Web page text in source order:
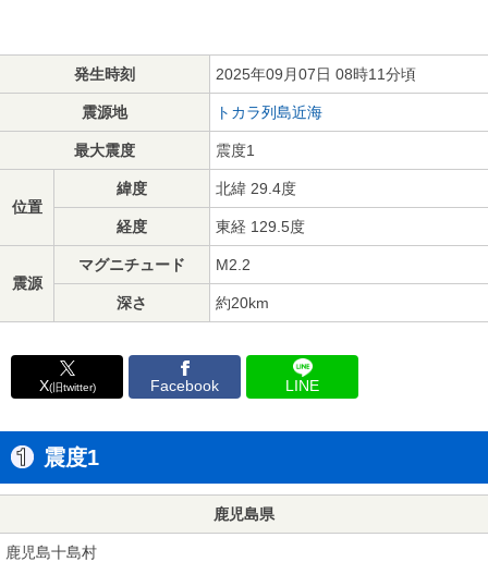
発生時刻 2025年09月07日 08時11分頃
震源地 トカラ列島近海
最大震度 震度1
位置
緯度 北緯 29.4度
経度 東経 129.5度
震源
マグニチュード M2.2
深さ 約20km
X(旧twitter) Facebook LINE
震度1
鹿児島県
鹿児島十島村